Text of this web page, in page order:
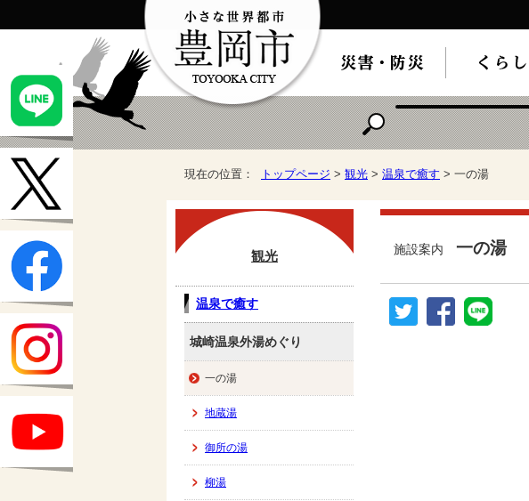
現在の位置： トップページ > 観光 > 温泉で癒す > 一の湯
施設案内 一の湯
観光
温泉で癒す
城崎温泉外湯めぐり
一の湯
地蔵湯
御所の湯
柳湯